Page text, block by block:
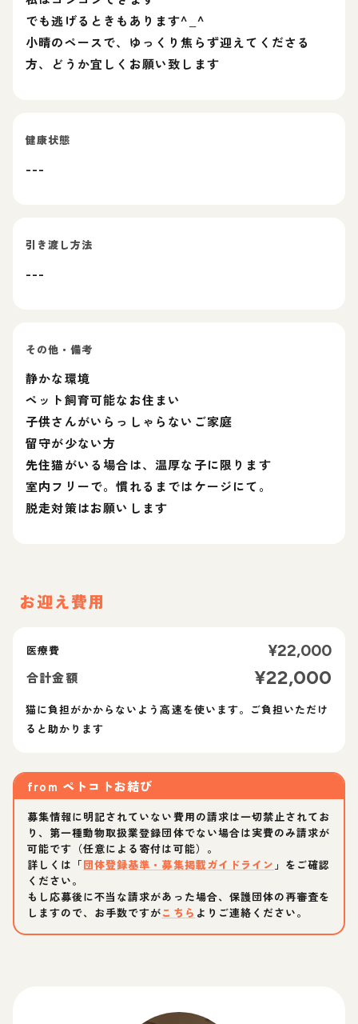
でも逃げるときもあります^_^
小晴のペースで、ゆっくり焦らず迎えてくださる
方、どうか宜しくお願い致します
健康状態
---
引き渡し方法
---
その他・備考
静かな環境
ペット飼育可能なお住まい
子供さんがいらっしゃらないご家庭
留守が少ない方
先住猫がいる場合は、温厚な子に限ります
室内フリーで。慣れるまではケージにて。
脱走対策はお願いします
お迎え費用
医療費 ¥22,000
合計金額 ¥22,000
猫に負担がかからないよう高速を使います。ご負担いただけ
ると助かります
from ペトコトお結び
募集情報に明記されていない費用の請求は一切禁止されてお
り、第一種動物取扱業登録団体でない場合は実費のみ請求が
可能です（任意による寄付は可能）。
詳しくは「団体登録基準・募集掲載ガイドライン 」をご確認
ください。
もし応募後に不当な請求があった場合、保護団体の再審査を
しますので、お手数ですがこちら よりご連絡ください。